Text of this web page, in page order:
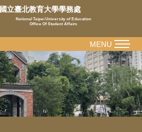
國立臺北教育大學學務處
National Taipei University of Education
Office Of Student Affairs
MENU